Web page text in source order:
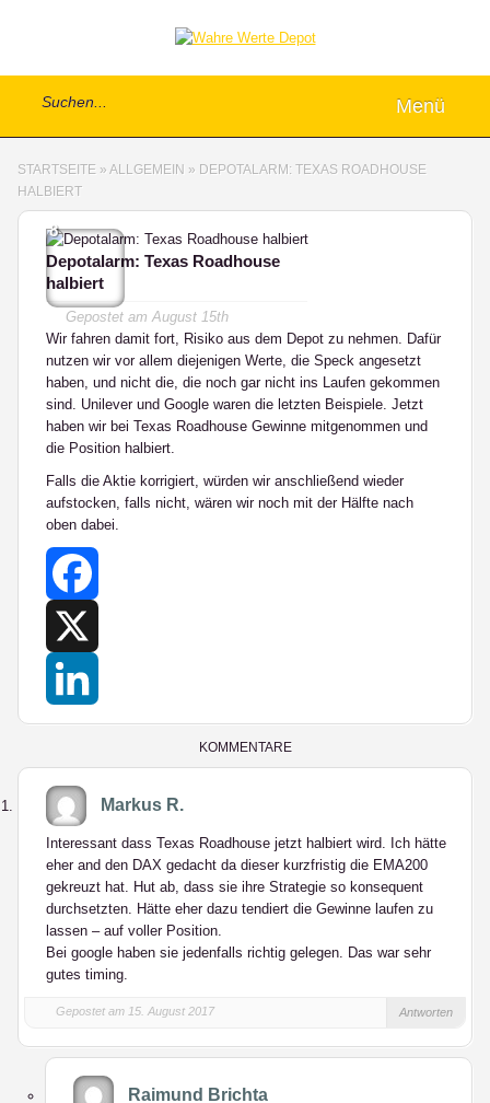
Menü
STARTSEITE » ALLGEMEIN » DEPOTALARM: TEXAS ROADHOUSE
HALBIERT
8
Depotalarm: Texas Roadhouse
halbiert
Gepostet amAugust 15th
Wir fahren damit fort, Risiko aus dem Depot zu nehmen. Dafür
nutzen wir vor allem diejenigen Werte, die Speck angesetzt
haben, und nicht die, die noch gar nicht ins Laufen gekommen
sind. Unilever und Google waren die letzten Beispiele. Jetzt
haben wir bei Texas Roadhouse Gewinne mitgenommen und
die Position halbiert.
Falls die Aktie korrigiert, würden wir anschließend wieder
aufstocken, falls nicht, wären wir noch mit der Hälfte nach
oben dabei.
Facebook
KOMMENTARE
Markus R.
Interessant dass Texas Roadhouse jetzt halbiert wird. Ich hätte
eher and den DAX gedacht da dieser kurzfristig die EMA200
gekreuzt hat. Hut ab, dass sie ihre Strategie so konsequent
durchsetzten. Hätte eher dazu tendiert die Gewinne laufen zu
lassen – auf voller Position.
Bei google haben sie jedenfalls richtig gelegen. Das war sehr
gutes timing.
Gepostet am 15. August 2017 Antworten
Raimund Brichta